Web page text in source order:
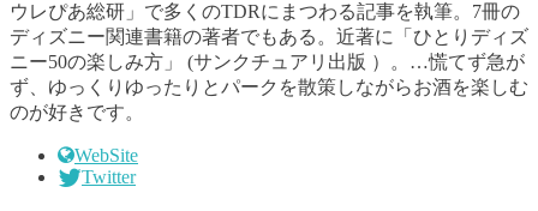
ウレぴあ総研」で多くのTDRにまつわる記事を執筆。7冊の
ディズニー関連書籍の著者でもある。近著に「ひとりディズ
ニー50の楽しみ方」 (サンクチュアリ出版 ）。…慌てず急が
ず、ゆっくりゆったりとパークを散策しながらお酒を楽しむ
のが好きです。
WebSite
Twitter